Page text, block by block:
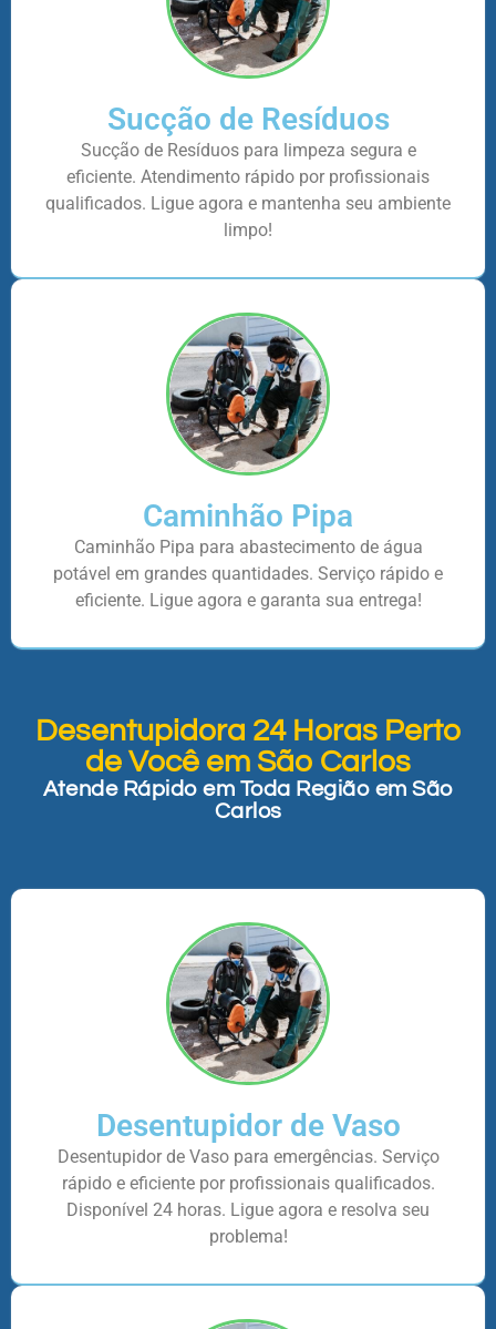
Sucção de Resíduos
Sucção de Resíduos para limpeza segura e
eficiente. Atendimento rápido por profissionais
qualificados. Ligue agora e mantenha seu ambiente
limpo!
Caminhão Pipa
Caminhão Pipa para abastecimento de água
potável em grandes quantidades. Serviço rápido e
eficiente. Ligue agora e garanta sua entrega!
Desentupidora 24 Horas Perto
de Você em São Carlos
Atende Rápido em Toda Região em São
Carlos
Desentupidor de Vaso
Desentupidor de Vaso para emergências. Serviço
rápido e eficiente por profissionais qualificados.
Disponível 24 horas. Ligue agora e resolva seu
problema!